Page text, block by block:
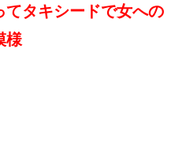
てタキシードで女への
様